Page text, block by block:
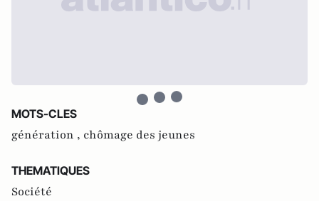
MOTS-CLES
génération , chômage des jeunes
THEMATIQUES
Société